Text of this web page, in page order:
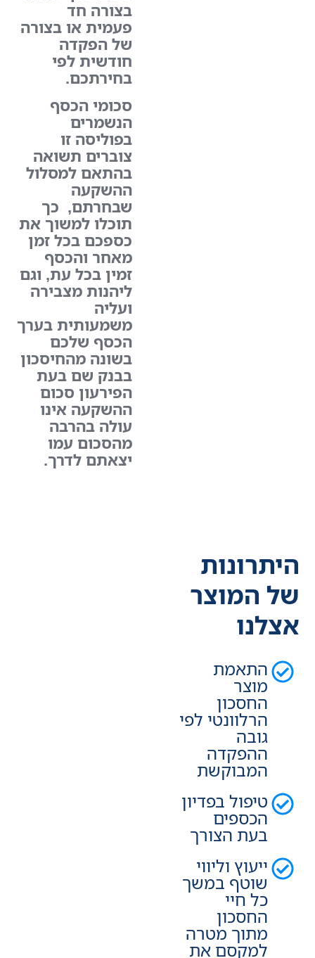
בצורה חד
פעמית או בצורה
של הפקדה
חודשית לפי
בחירתכם.
סכומי הכסף
הנשמרים
בפוליסה זו
צוברים תשואה
בהתאם למסלול
ההשקעה
שבחרתם, כך
תוכלו למשוך את
כספכם בכל זמן
מאחר והכסף
זמין בכל עת, וגם
ליהנות מצבירה
ועליה
משמעותית בערך
הכסף שלכם
בשונה מהחיסכון
בבנק שם בעת
הפירעון סכום
ההשקעה אינו
עולה בהרבה
מהסכום עמו
יצאתם לדרך.
היתרונות
של המוצר
אצלנו
התאמת
מוצר
החסכון
הרלוונטי לפי
גובה
ההפקדה
המבוקשת
טיפול בפדיון
הכספים
בעת הצורך
ייעוץ וליווי
שוטף במשך
כל חיי
החסכון
מתוך מטרה
למקסם את